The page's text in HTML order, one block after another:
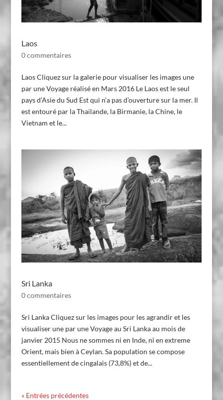
Laos
0 commentaires
Laos Cliquez sur la galerie pour visualiser les images une
par une Voyage réalisé en Mars 2016 Le Laos est le seul
pays d’Asie du Sud Est qui n’a pas d’ouverture sur la mer. Il
est entouré par la Thaïlande, la Birmanie, la Chine, le
Vietnam et le...
Sri Lanka
0 commentaires
Sri Lanka Cliquez sur les images pour les agrandir et les
visualiser une par une Voyage au Sri Lanka au mois de
janvier 2015 Nous ne sommes ni en Inde, ni en extreme
Orient, mais bien à Ceylan. Sa population se compose
essentiellement de cingalais (73,8%) et de...
« Entrées précédentes